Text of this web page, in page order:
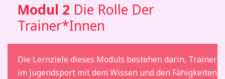
Modul 2 Die Rolle Der
Trainer*innen
Die Lernziele dieses Moduls bestehen darin, Trainer
im Jugendsport mit dem Wissen und den Fähigkeiten